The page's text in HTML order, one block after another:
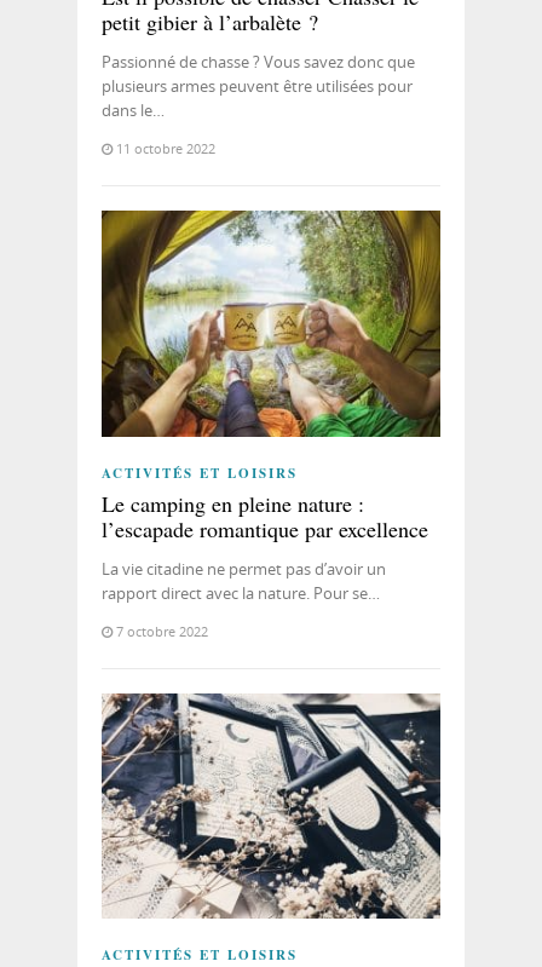
petit gibier à l’arbalète ?
Passionné de chasse ? Vous savez donc que
plusieurs armes peuvent être utilisées pour
dans le…
11 octobre 2022
ACTIVITÉS ET LOISIRS
Le camping en pleine nature :
l’escapade romantique par excellence
La vie citadine ne permet pas d’avoir un
rapport direct avec la nature. Pour se…
7 octobre 2022
ACTIVITÉS ET LOISIRS